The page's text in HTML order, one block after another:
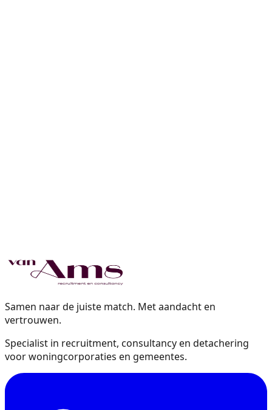
Samen naar de juiste match. Met aandacht en
vertrouwen.
Specialist in recruitment, consultancy en detachering
voor woningcorporaties en gemeentes.